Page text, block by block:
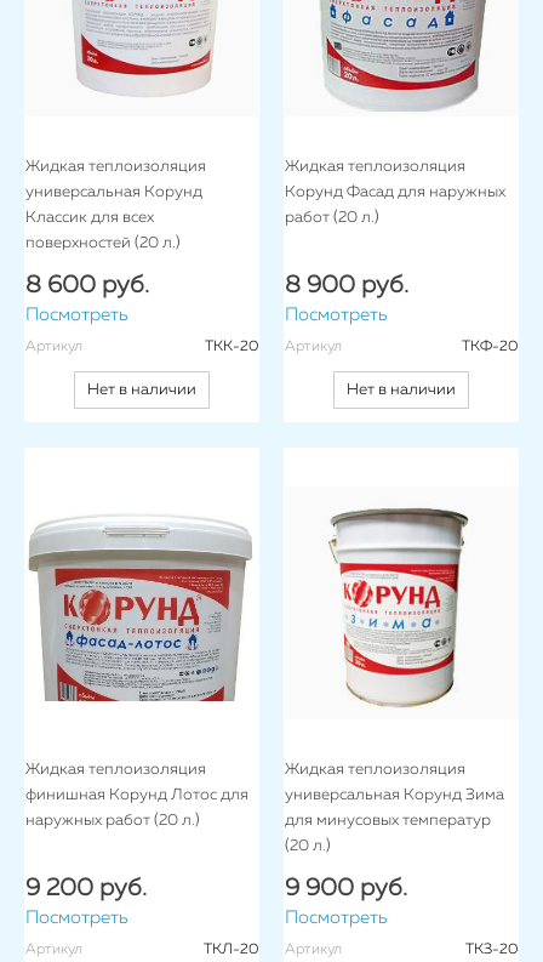
Жидкая теплоизоляция
универсальная Корунд
Классик для всех
поверхностей (20 л.)
8 600 руб.
Посмотреть
Артикул ТКК-20
Нет в наличии
Жидкая теплоизоляция
Корунд Фасад для наружных
работ (20 л.)
8 900 руб.
Посмотреть
Артикул ТКФ-20
Нет в наличии
Жидкая теплоизоляция
финишная Корунд Лотос для
наружных работ (20 л.)
9 200 руб.
Посмотреть
Артикул ТКЛ-20
Жидкая теплоизоляция
универсальная Корунд Зима
для минусовых температур
(20 л.)
9 900 руб.
Посмотреть
Артикул ТКЗ-20